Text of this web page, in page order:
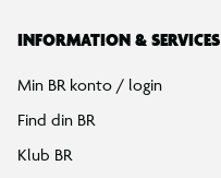
INFORMATION & SERVICES
Min BR konto / login
Find din BR
Klub BR